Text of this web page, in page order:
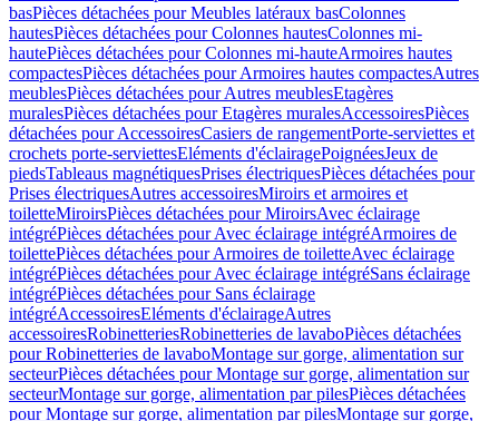
basPièces détachées pour Meubles latéraux basColonnes
hautesPièces détachées pour Colonnes hautesColonnes mi-
hautePièces détachées pour Colonnes mi-hauteArmoires hautes
compactesPièces détachées pour Armoires hautes compactesAutres
meublesPièces détachées pour Autres meublesEtagères
muralesPièces détachées pour Etagères muralesAccessoiresPièces
détachées pour AccessoiresCasiers de rangementPorte-serviettes et
crochets porte-serviettesEléments d'éclairagePoignéesJeux de
piedsTableaus magnétiquesPrises électriquesPièces détachées pour
Prises électriquesAutres accessoiresMiroirs et armoires et
toiletteMiroirsPièces détachées pour MiroirsAvec éclairage
intégréPièces détachées pour Avec éclairage intégréArmoires de
toilettePièces détachées pour Armoires de toiletteAvec éclairage
intégréPièces détachées pour Avec éclairage intégréSans éclairage
intégréPièces détachées pour Sans éclairage
intégréAccessoiresEléments d'éclairageAutres
accessoiresRobinetteriesRobinetteries de lavaboPièces détachées
pour Robinetteries de lavaboMontage sur gorge, alimentation sur
secteurPièces détachées pour Montage sur gorge, alimentation sur
secteurMontage sur gorge, alimentation par pilesPièces détachées
pour Montage sur gorge, alimentation par pilesMontage sur gorge,